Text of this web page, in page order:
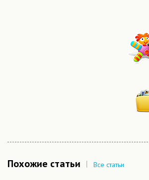
Похожие статьи | Все статьи